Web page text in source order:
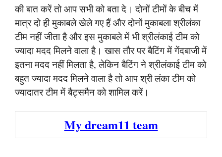
की बात करें तो आप सभी को बता दे। दोनों टीमों के बीच में
मात्र दो ही मुकाबले खेले गए हैं और दोनों मुकाबला श्रीलंका
टीम नहीं जीता है और इस मुकाबले में भी श्रीलंकाई टीम को
ज्यादा मदद मिलने वाला है। खास तौर पर बैटिंग में गेंदबाजी में
इतना मदद नहीं मिलता है, लेकिन बैटिंग ने श्रीलंकाई टीम को
बहुत ज्यादा मदद मिलने वाला है तो आप श्री लंका टीम को
ज्यादातर टीम में बैट्समैन को शामिल करें।
My dream11 team